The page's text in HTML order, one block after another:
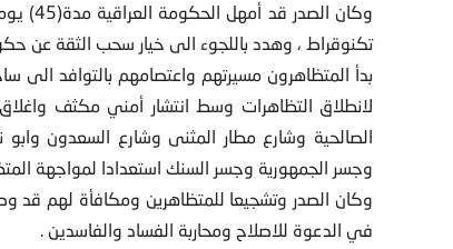
وكان
تكنوقراط ، وهدد باللجوء الى خيار سحب الثقة عن
بدأ المتظاهرون مسيرتهم واعتصامهم بالتوافد الى
لانطلاق التظاهرات وسط انتشار أمني مكثف
الصالحية وشارع مطار المثنى وشارع السعدون
وجسر الجمهورية وجسر السنك استعدادا لمواجهة
وكان الصدر وتشجيعا للمتظاهرين ومكافأة لهم قد
في الدعوة للاصلاح ومحاربة الفساد والفاسدين .